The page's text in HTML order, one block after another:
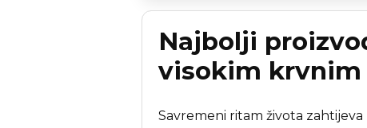
Najbolji
visokim krvnim
Savremeni ritam života